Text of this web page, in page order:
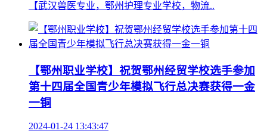
【武汉兽医专业，鄂州护理专业学校，物流..
【鄂州职业学校】祝贺鄂州经贸学校选手参加
第十四届全国青少年模拟飞行总决赛获得一金
一铜
2024-01-24 13:43:47